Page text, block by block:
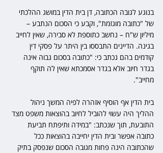
בנוגע לגובה הכתובה, דן בית הדין במושג ההלכתי
של "כתובה מוגזמת", וקבע כי הסכום הנתבע –
מיליון ש"ח – נחשב כתוספת לא סבירה, שאין לחייב
בגינה. הדיינים התבססו בין היתר על פסקי דין
קודמים בהם נכתב כי: "כתובה בסכום גבוה אינה
בגדר חיוב אלא בגדר אסמכתא שאין לה תוקף
מחייב".
בית הדין אף הוסיף אזהרה לפיה המשך ניהול
ההליך היה עשוי להוביל לחיוב בהוצאות משפט מצד
התובעת, תוך שנכתב: "במידה ותיפתח תביעת
כתובה אפשר ובית הדין יחייבה בהוצאות ככל
שהכתובה הינה פחות מגובה הסכום שנפסק בתיק